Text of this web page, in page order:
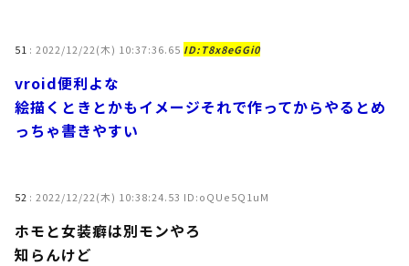
51 : 2022/12/22(木) 10:37:36.65 ID:T8x8eGGi0
vroid便利よな
絵描くときとかもイメージそれで作ってからやるとめ
っちゃ書きやすい
52 : 2022/12/22(木) 10:38:24.53 ID:oQUe5Q1uM
ホモと女装癖は別モンやろ
知らんけど